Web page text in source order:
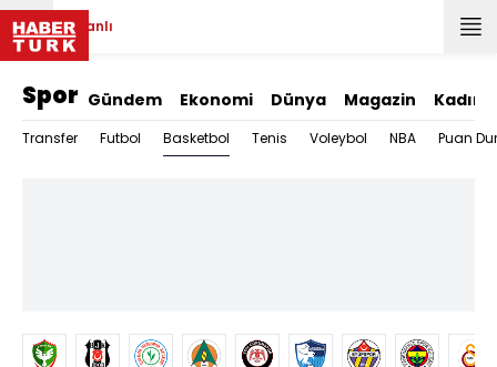
Canlı
Spor Gündem Ekonomi Dünya Magazin Kadın
Transfer Futbol Basketbol Tenis Voleybol NBA Puan